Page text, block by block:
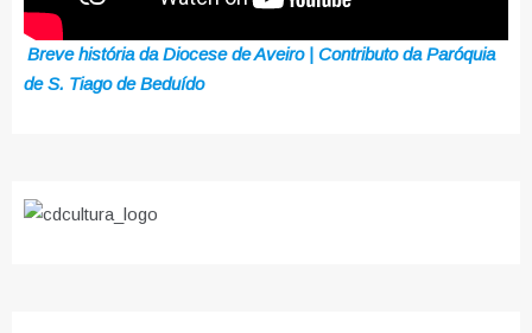
Breve história da Diocese de Aveiro | Contributo da Paróquia
de S. Tiago de Beduído